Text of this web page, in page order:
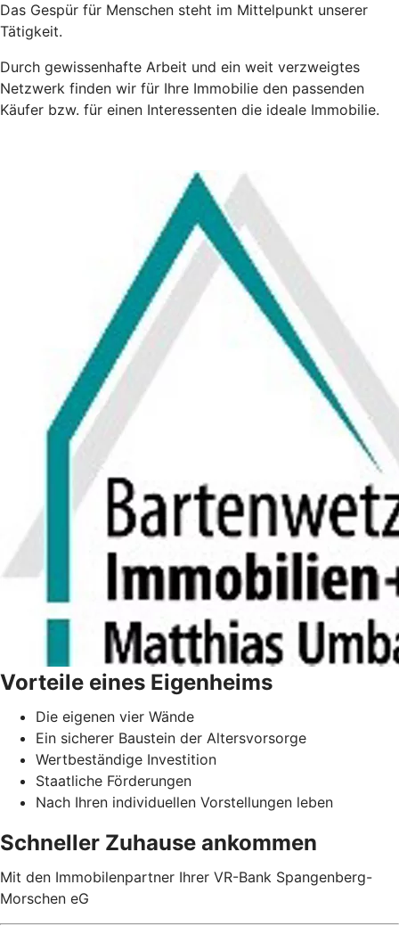
Das Gespür für Menschen steht im Mittelpunkt unserer
Tätigkeit.
Durch gewissenhafte Arbeit und ein weit verzweigtes
Netzwerk finden wir für Ihre Immobilie den passenden
Käufer bzw. für einen Interessenten die ideale Immobilie.
Vorteile eines Eigenheims
Die eigenen vier Wände
Ein sicherer Baustein der Altersvorsorge
Wertbeständige Investition
Staatliche Förderungen
Nach Ihren individuellen Vorstellungen leben
Schneller Zuhause ankommen
Mit den Immobilenpartner Ihrer VR-Bank Spangenberg-
Morschen eG